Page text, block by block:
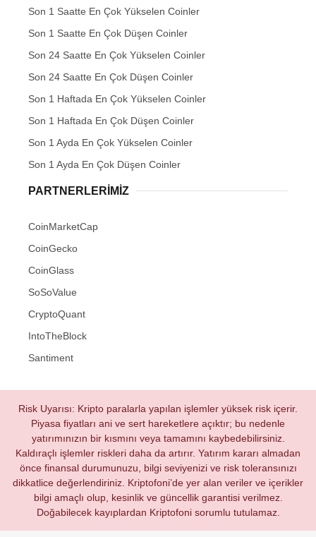
Son 1 Saatte En Çok Yükselen Coinler
Son 1 Saatte En Çok Düşen Coinler
Son 24 Saatte En Çok Yükselen Coinler
Son 24 Saatte En Çok Düşen Coinler
Son 1 Haftada En Çok Yükselen Coinler
Son 1 Haftada En Çok Düşen Coinler
Son 1 Ayda En Çok Yükselen Coinler
Son 1 Ayda En Çok Düşen Coinler
PARTNERLERIMIZ
CoinMarketCap
CoinGecko
CoinGlass
SoSoValue
CryptoQuant
IntoTheBlock
Santiment
Risk Uyarısı: Kripto paralarla yapılan işlemler yüksek risk içerir.
Piyasa fiyatları ani ve sert hareketlere açıktır; bu nedenle
yatırımınızın bir kısmını veya tamamını kaybedebilirsiniz.
Kaldıraçlı işlemler riskleri daha da artırır. Yatırım kararı almadan
önce finansal durumunuzu, bilgi seviyenizi ve risk toleransınızı
dikkatlice değerlendiriniz. Kriptofoni’de yer alan veriler ve içerikler
bilgi amaçlı olup, kesinlik ve güncellik garantisi verilmez.
Doğabilecek kayıplardan Kriptofoni sorumlu tutulamaz.